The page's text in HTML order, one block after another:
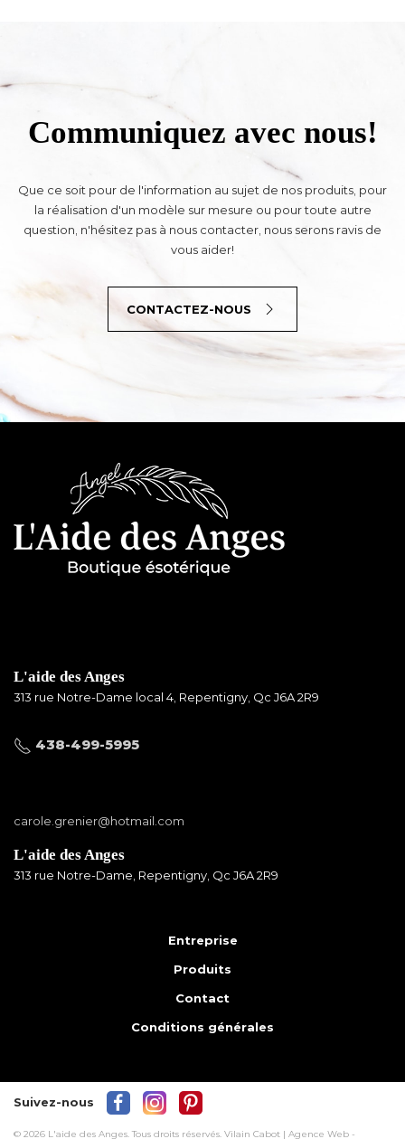
Communiquez avec nous!
Que ce soit pour de l'information au sujet de nos produits, pour
la réalisation d'un modèle sur mesure ou pour toute autre
question, n'hésitez pas à nous contacter, nous serons ravis de
vous aider!
CONTACTEZ-NOUS
L'aide des Anges
313 rue Notre-Dame local 4, Repentigny, Qc J6A 2R9
438-499-5995
carole.grenier@hotmail.com
L'aide des Anges
313 rue Notre-Dame, Repentigny, Qc J6A 2R9
Entreprise
Produits
Contact
Conditions générales
Suivez-nous
© 2026 L'aide des Anges. Tous droits réservés. Vilain Cabot | Agence Web -